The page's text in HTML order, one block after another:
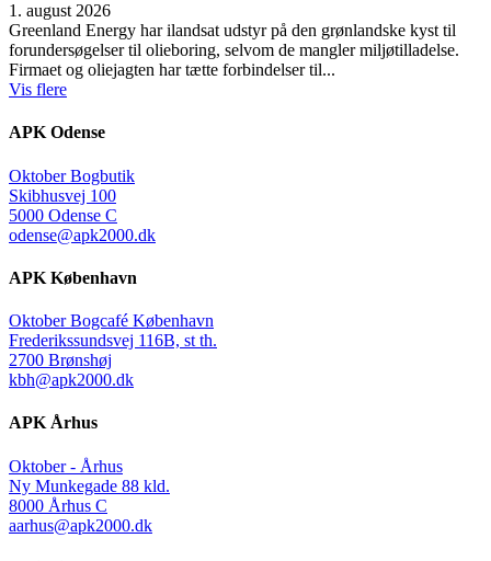
1. august 2026
Greenland Energy har ilandsat udstyr på den grønlandske kyst til
forundersøgelser til olieboring, selvom de mangler miljøtilladelse.
Firmaet og oliejagten har tætte forbindelser til...
Vis flere
APK Odense
Oktober Bogbutik
Skibhusvej 100
5000 Odense C
odense@apk2000.dk
APK København
Oktober Bogcafé København
Frederikssundsvej 116B, st th.
2700 Brønshøj
kbh@apk2000.dk
APK Århus
Oktober - Århus
Ny Munkegade 88 kld.
8000 Århus C
aarhus@apk2000.dk